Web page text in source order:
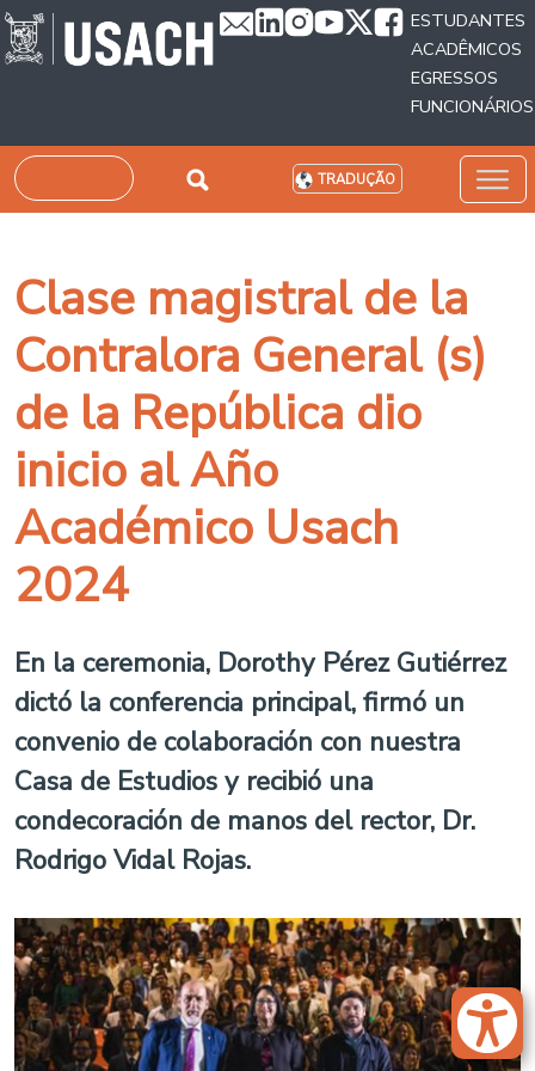
Passar para o conteúdo principal
ESTUDANTES
ACADÊMICOS
EGRESSOS
FUNCIONÁRIOS
Pesquisar TRADUÇÃO
Clase magistral de la
Contralora General (s)
de la República dio
inicio al Año
Académico Usach
2024
En la ceremonia, Dorothy Pérez Gutiérrez
dictó la conferencia principal, firmó un
convenio de colaboración con nuestra
Casa de Estudios y recibió una
condecoración de manos del rector, Dr.
Rodrigo Vidal Rojas.